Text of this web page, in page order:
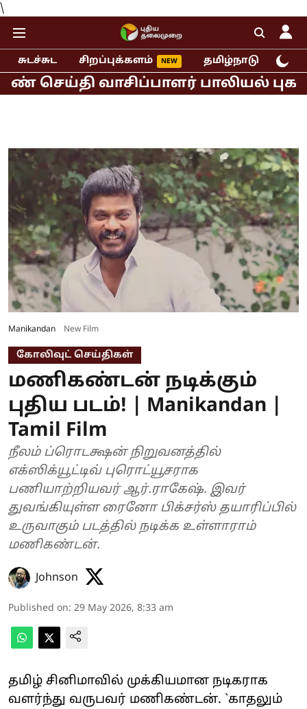
\
சுடச்சுட சிறப்புக்களம் தமிழ்நாடு
வாசிப்பாளர் பாலியல் புகார்!
Manikandan New Film
கோலிவுட் செய்திகள்
மணிகண்டன் நடிக்கும்
புதிய படம்! | Manikandan |
Tamil Film
நீலம் ப்ரொடக்ஷன் நிறுவனத்தில்
எக்ஸிக்யூட்டிவ் புரொட்யூசராக
பணியாற்றியவர் ஆர்.ராகேஷ். இவர்
துவங்கியுள்ள ரைனோ பிக்சர்ஸ் தயாரிப்பில்
உருவாகும் படத்தில் நடிக்க உள்ளாராம்
மணிகண்டன்.
Johnson
Published on: 29 May 2026, 8:33 am
தமிழ் சினிமாவில் முக்கியமான நடிகராக
வளர்ந்து வருபவர் மணிகண்டன். `காதலும்